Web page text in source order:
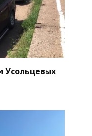
Усольцевых